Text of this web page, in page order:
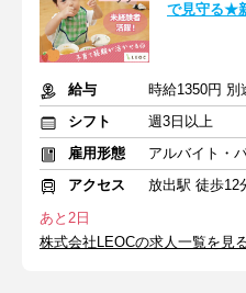
で見守る★
給与
時給1350円 別
シフト
週3日以上
雇用形態
アルバイト・
アクセス
放出駅 徒歩12
あと2日
株式会社LEOCの求人一覧を見